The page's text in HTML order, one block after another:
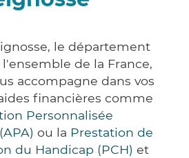
le département
de la France,
accompagne dans vos
financières comme
Personnalisée
ou la Prestation de
du Handicap (PCH) et